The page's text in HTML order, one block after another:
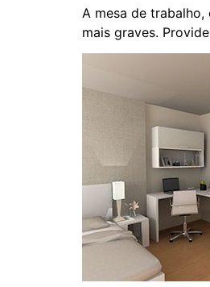
A mesa de
mais graves.